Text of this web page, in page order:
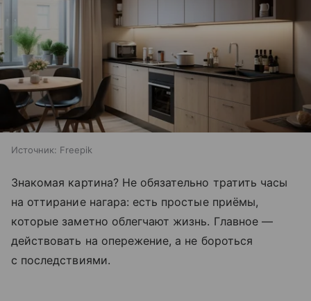
Источник: Freepik
Знакомая картина? Не обязательно тратить часы
на оттирание нагара: есть простые приёмы,
которые заметно облегчают жизнь. Главное —
действовать на опережение, а не бороться
с последствиями.